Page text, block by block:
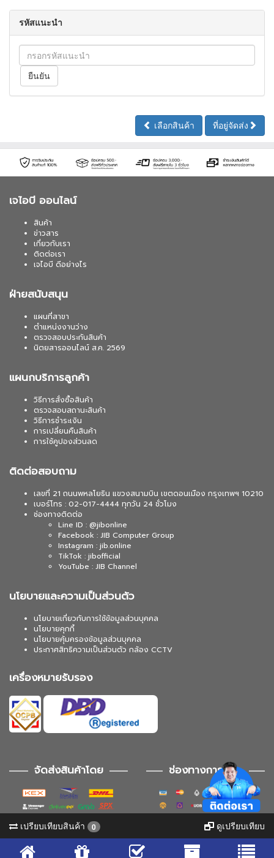
รหัสแนะนำ
เลือกสินค้า ที่อยู่จัดส่ง
เจไอบี ออนไลน์
สินค้า
ข่าวสาร
เกี่ยวกับเรา
ติดต่อเรา
เจไอบี ดีอย่างไร
ฝ่ายสนับสนุน
แผนที่สาขา
ตำแหน่งงานว่าง
ตรวจสอบประกันสินค้า
นิตยสารออนไลน์ ส.ค. 2569
แผนกบริการลูกค้า
วิธีการสั่งซื้อสินค้า
ตรวจสอบสถานะสินค้า
วิธีการชำระเงิน
การเปลี่ยนคืนสินค้า
การใช้คูปองส่วนลด
ติดต่อสอบถาม
เลขที่ 21 ถนนพหลโยธิน แขวงสนามบิน เขตดอนเมือง กรุงเทพฯ 10210
เบอร์โทร : 02-017-4444 ทุกวัน 24 ชั่วโมง
ช่องทางติดต่อ
Line ID : @jibonline
Facebook : JIB Computer Group
Instagram : jib.online
TikTok : jibofficial
YouTube : JIB Channel
นโยบายและความเป็นส่วนตัว
นโยบายเกี่ยวกับการใช้ข้อมูลส่วนบุคคล
นโยบายคุกกี้
นโยบายคุ้มครองข้อมูลส่วนบุคคล
ประกาศสิทธิความเป็นส่วนตัว กล้อง CCTV
เครื่องหมายรับรอง
จัดส่งสินค้าโดย ช่องทางการชำระ
ช่องทางการติดตาม
เปรียบเทียบสินค้า 0 ดูเปรียบเทียบ